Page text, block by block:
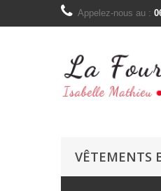
Appelez-nous au :
VÊTEMENTS